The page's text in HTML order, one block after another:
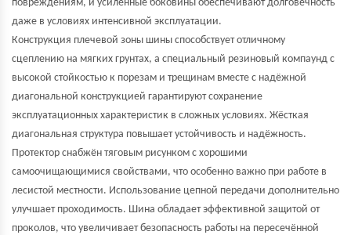
повреждениям, и усиленные боковины обеспечивают долговечность
даже в условиях интенсивной эксплуатации.
Конструкция плечевой зоны шины способствует отличному
сцеплению на мягких грунтах, а специальный резиновый компаунд с
высокой стойкостью к порезам и трещинам вместе с надёжной
диагональной конструкцией гарантируют сохранение
эксплуатационных характеристик в сложных условиях. Жёсткая
диагональная структура повышает устойчивость и надёжность.
Протектор снабжён тяговым рисунком с хорошими
самоочищающимися свойствами, что особенно важно при работе в
лесистой местности. Использование цепной передачи дополнительно
улучшает проходимость. Шина обладает эффективной защитой от
проколов, что увеличивает безопасность работы на пересечённой